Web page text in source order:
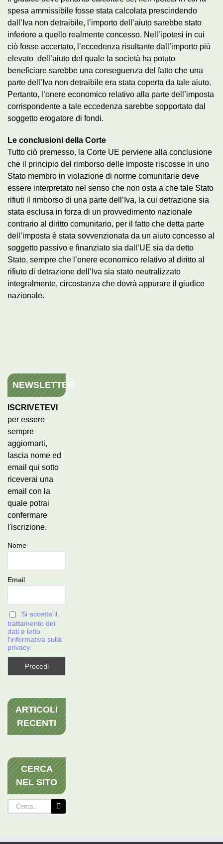
spesa ammissibile fosse stata calcolata prescindendo
dall’Iva non detraibile, l’importo dell’aiuto sarebbe stato
inferiore a quello realmente concesso. Nell’ipotesi in cui
ciò fosse accertato, l’eccedenza risultante dall’importo più
elevato dell’aiuto del quale la società ha potuto
beneficiare sarebbe una conseguenza del fatto che una
parte dell’Iva non detraibile era stata coperta da tale aiuto.
Pertanto, l’onere economico relativo alla parte dell’imposta
corrispondente a tale eccedenza sarebbe sopportato dal
soggetto erogatore di fondi.
Le conclusioni della Corte
Tutto ciò premesso, la Corte UE perviene alla conclusione
che il principio del rimborso delle imposte riscosse in uno
Stato membro in violazione di norme comunitarie deve
essere interpretato nel senso che non osta a che tale Stato
rifiuti il rimborso di una parte dell’Iva, la cui detrazione sia
stata esclusa in forza di un provvedimento nazionale
contrario al diritto comunitario, per il fatto che detta parte
dell’imposta è stata sovvenzionata da un aiuto concesso al
soggetto passivo e finanziato sia dall’UE sia da detto
Stato, sempre che l’onere economico relativo al diritto al
rifiuto di detrazione dell’Iva sia stato neutralizzato
integralmente, circostanza che dovrà appurare il giudice
nazionale.
NEWSLETTER
ISCRIVETEVI
per essere
sempre
aggiornarti,
lascia nome ed
email qui sotto
riceverai una
email con la
quale potrai
confermare
l'iscrizione.
Nome
Email
Si accetta il
trattamento dei
dati e letto
l'informativa sulla
privacy.
ARTICOLI
RECENTI
CERCA
NEL SITO
Cerca
per: